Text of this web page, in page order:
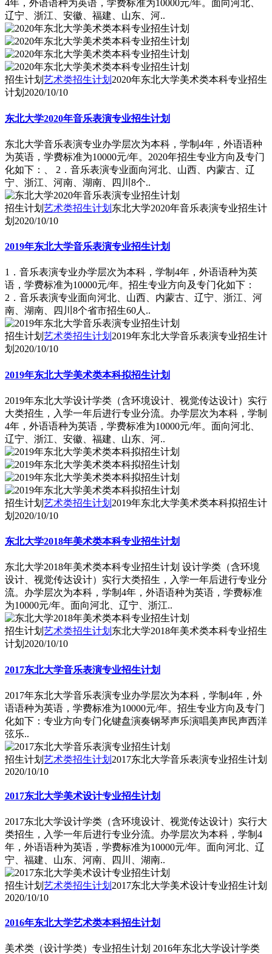
4年，外语语种为英语，学费标准为10000元/年。面向河北、
辽宁、浙江、安徽、福建、山东、河..
招生计划 艺术类招生计划 2020年东北大学美术类本科专业招生
计划 2020/10/10
东北大学2020年音乐表演专业招生计划
东北大学音乐表演专业办学层次为本科，学制4年，外语语种
为英语，学费标准为10000元/年。2020年招生专业方向及专门
化如下：、 2．音乐表演专业面向河北、山西、内蒙古、辽
宁、浙江、河南、湖南、四川8个..
招生计划 艺术类招生计划 东北大学2020年音乐表演专业招生计
划 2020/10/10
2019年东北大学音乐表演专业招生计划
1．音乐表演专业办学层次为本科，学制4年，外语语种为英
语，学费标准为10000元/年。招生专业方向及专门化如下：
2．音乐表演专业面向河北、山西、内蒙古、辽宁、浙江、河
南、湖南、四川8个省市招生60人..
招生计划 艺术类招生计划 2019年东北大学音乐表演专业招生计
划 2020/10/10
2019年东北大学美术类本科拟招生计划
2019年东北大学设计学类（含环境设计、视觉传达设计）实行
大类招生，入学一年后进行专业分流。办学层次为本科，学制
4年，外语语种为英语，学费标准为10000元/年。面向河北、
辽宁、浙江、安徽、福建、山东、河..
招生计划 艺术类招生计划 2019年东北大学美术类本科拟招生计
划 2020/10/10
东北大学2018年美术类本科专业招生计划
东北大学2018年美术类本科专业招生计划 设计学类（含环境
设计、视觉传达设计）实行大类招生，入学一年后进行专业分
流。办学层次为本科，学制4年，外语语种为英语，学费标准
为10000元/年。面向河北、辽宁、浙江..
招生计划 艺术类招生计划 东北大学2018年美术类本科专业招生
计划 2020/10/10
2017东北大学音乐表演专业招生计划
2017年东北大学音乐表演专业办学层次为本科，学制4年，外
语语种为英语，学费标准为10000元/年。招生专业方向及专门
化如下：专业方向专门化键盘演奏钢琴声乐演唱美声民声西洋
弦乐..
招生计划 艺术类招生计划 2017东北大学音乐表演专业招生计划
2020/10/10
2017东北大学美术设计专业招生计划
2017东北大学设计学类（含环境设计、视觉传达设计）实行大
类招生，入学一年后进行专业分流。办学层次为本科，学制4
年，外语语种为英语，学费标准为10000元/年。面向河北、辽
宁、福建、山东、河南、四川、湖南..
招生计划 艺术类招生计划 2017东北大学美术设计专业招生计划
2020/10/10
2016年东北大学艺术类本科招生计划
美术类（设计学类）专业招生计划 2016年东北大学设计学类